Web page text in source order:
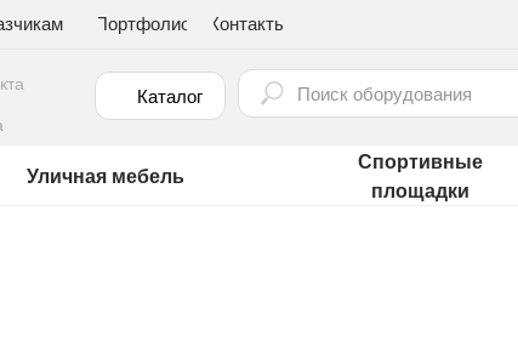
Портфолио Контакты
Каталог
Уличная мебель
Спортивные
площадки